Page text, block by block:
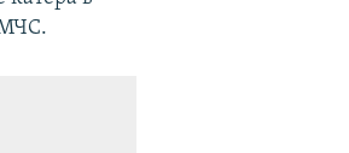
МЧС.